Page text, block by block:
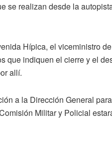
se realizan desde la
Hípica, el viceministro
que indiquen el cierre y el
allí.
a la Dirección General
Militar y Policial